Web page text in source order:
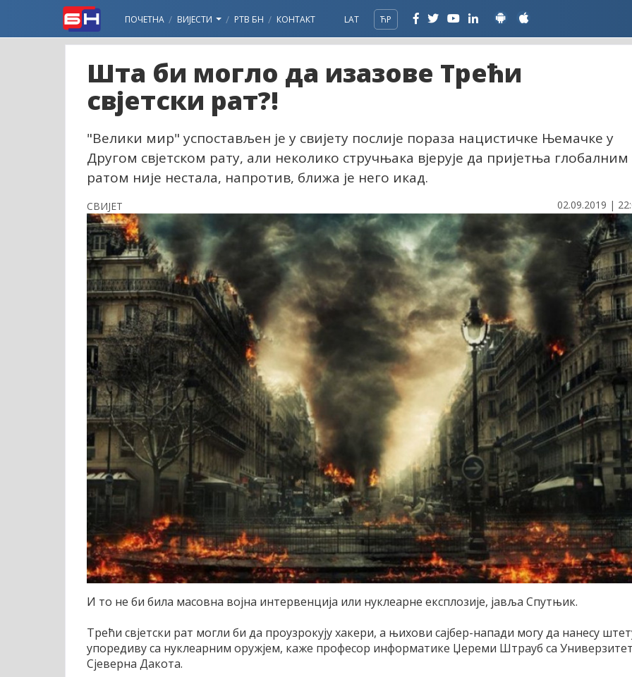
ПОЧЕТНА ВИЈЕСТИ РТВ БН КОНТАКТ LAT ЋР
Шта би могло да изазове Трећи
свјетски рат?!
"Велики мир" успостављен је у свијету послије пораза нацистичке Њемачке у
Другом свјетском рату, али неколико стручњака вјерује да пријетња глобалним
ратом није нестала, напротив, ближа је него икад.
СВИЈЕТ 02.09.2019 |
И то не би била масовна војна интервенција или нуклеарне експлозије, јавља Спутњик.
Трећи свјетски рат могли би да проузрокују хакери, а њихови сајбер-напади могу да нанесу
упоредиву са нуклеарним оружјем, каже професор информатике Џереми Штрауб са
Сјеверна Дакота.